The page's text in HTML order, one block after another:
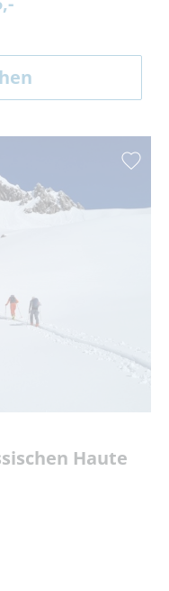
Haute